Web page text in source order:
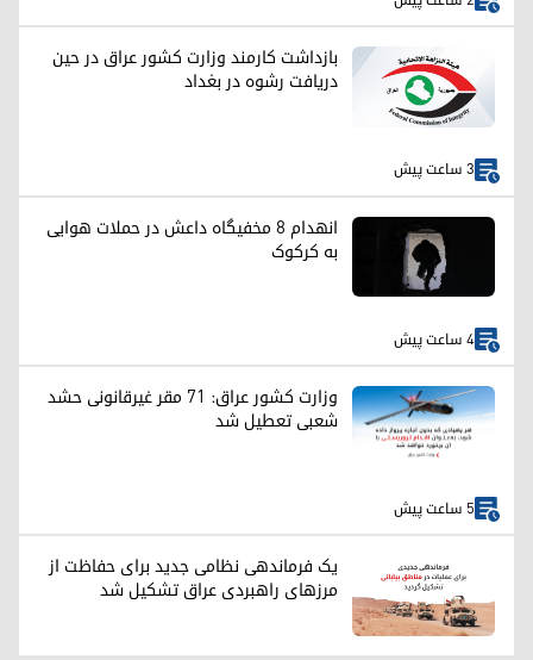
بازداشت کارمند وزارت کشور عراق در حین
دریافت رشوه در بغداد
3 ساعت پیش
انهدام ۸ مخفیگاه داعش در حملات هوایی
به کرکوک
4 ساعت پیش
وزارت کشور عراق: ۷۱ مقر غیرقانونی حشد
شعبی تعطیل شد
5 ساعت پیش
یک فرماندهی نظامی جدید برای حفاظت از
مرزهای راهبردی عراق تشکیل شد